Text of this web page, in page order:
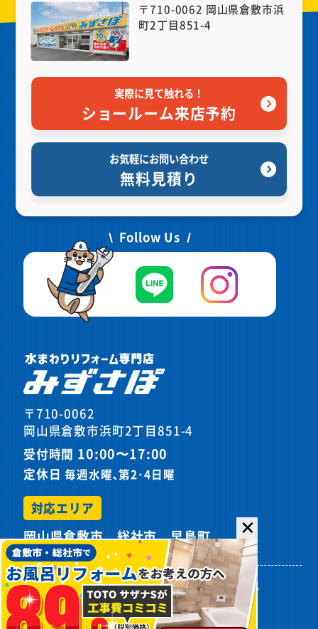
〒710-0062 岡山県倉敷市浜
町2丁目851-4
実際に見て触れる！
ショールーム来店予約
お気軽にお問い合わせ
無料見積り
Follow Us
〒710-0062
岡山県倉敷市浜町2丁目851-4
受付時間 10:00〜17:00
定休日毎週水曜､第2･4日曜
対応エリア
岡山県倉敷市、総社市、早島町
プライバシーポリシー サイトマップ
2026カスケホームグループ みずさぽ.
✕